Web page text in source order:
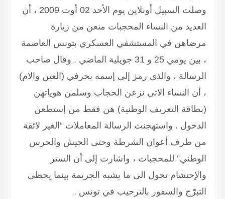
وصلت السبيل أونلاين يوم الأحد 02 أوت 2009 ، أن
العديد من النساء المحجبات منعن من زيارة
مرضاهن في المستشفي العسكري بتونس العاصمة
، بين يومي 25 و 31 جويلية الماضي . وقال صاحب
الرسالة ، والذى رمز إلى إسمه بحرفي (العين والام)
، أن النساء الاتي نزعن الحجاب وسلمن هوياتهن
(بطاقة التعريف الوطنية) هن فقط من إستطعن
الدخول . واستهجنت الرسالة المعاملات “الغير لائقة
من طرف أعوان الشرطة وحتى الجيش والحرس
الوطني” للمحجبات ، واشارت إلى أن الستر
والإحتشام تحول الى ما يشبه الجريمة بينما يحظى
التبرّج والسفور بالترحيب في تونس .